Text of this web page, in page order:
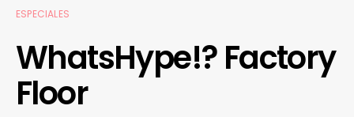
ESPECIALES
WhatsHype!? Factory
Floor